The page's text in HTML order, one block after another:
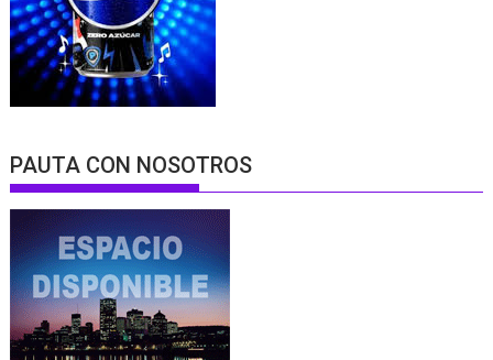
PAUTA CON NOSOTROS